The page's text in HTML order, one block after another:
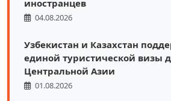
иностранцев
04.08.2026
Узбекистан и Казахстан
единой туристической визы
Центральной Азии
01.08.2026